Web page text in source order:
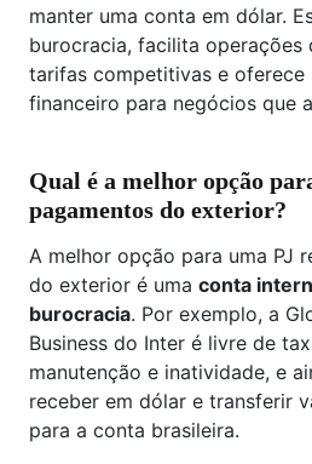
manter uma conta em dólar.
burocracia, facilita operações
tarifas competitivas e oferece
financeiro para negócios que
Qual é a melhor opção
pagamentos do exterior?
A melhor opção para uma PJ
do exterior é uma conta
burocracia. Por exemplo, a
Business do Inter é livre de
manutenção e inatividade, e
receber em dólar e transferir
para a conta brasileira.